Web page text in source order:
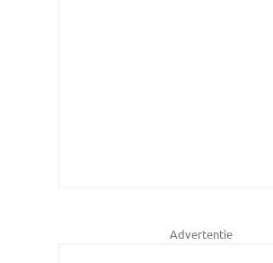
Advertentie